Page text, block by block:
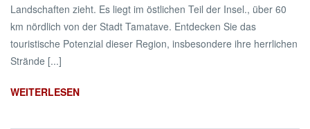
Landschaften zieht. Es liegt im östlichen Teil der Insel., über 60
km nördlich von der Stadt Tamatave. Entdecken Sie das
touristische Potenzial dieser Region, insbesondere ihre herrlichen
Strände [...]
WEITERLESEN